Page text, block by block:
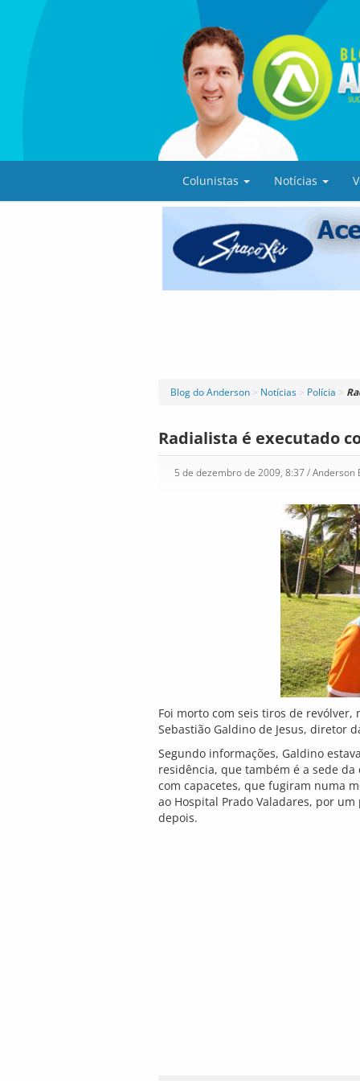
Colunistas Notícias
Blog do Anderson > Notícias > Polícia >
Radialista é executado
5 de dezembro de 2009, 8:37 / Anderson
Foi morto com seis tiros de revólver,
Sebastião Galdino de Jesus, diretor
Segundo informações, Galdino
residência, que também é a sede
com capacetes, que fugiram numa
ao Hospital Prado Valadares, por
depois.